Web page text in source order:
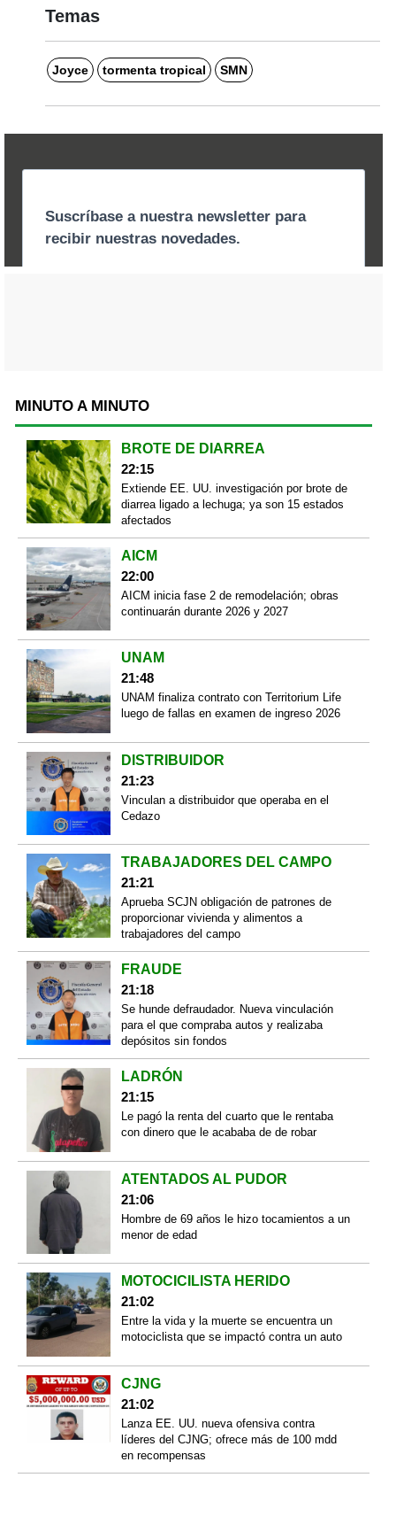
Temas
Joyce tormenta tropical SMN
MINUTO A MINUTO
BROTE DE DIARREA
22:15
Extiende EE. UU. investigación por brote de
diarrea ligado a lechuga; ya son 15 estados
afectados
AICM
22:00
AICM inicia fase 2 de remodelación; obras
continuarán durante 2026 y 2027
UNAM
21:48
UNAM finaliza contrato con Territorium Life
luego de fallas en examen de ingreso 2026
DISTRIBUIDOR
21:23
Vinculan a distribuidor que operaba en el
Cedazo
TRABAJADORES DEL CAMPO
21:21
Aprueba SCJN obligación de patrones de
proporcionar vivienda y alimentos a
trabajadores del campo
FRAUDE
21:18
Se hunde defraudador. Nueva vinculación
para el que compraba autos y realizaba
depósitos sin fondos
LADRÓN
21:15
Le pagó la renta del cuarto que le rentaba
con dinero que le acababa de de robar
ATENTADOS AL PUDOR
21:06
Hombre de 69 años le hizo tocamientos a un
menor de edad
MOTOCICILISTA HERIDO
21:02
Entre la vida y la muerte se encuentra un
motociclista que se impactó contra un auto
CJNG
21:02
Lanza EE. UU. nueva ofensiva contra
líderes del CJNG; ofrece más de 100 mdd
en recompensas